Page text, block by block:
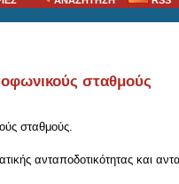
σταθμούς
σταθμούς.
ανταποδοτικότητας και